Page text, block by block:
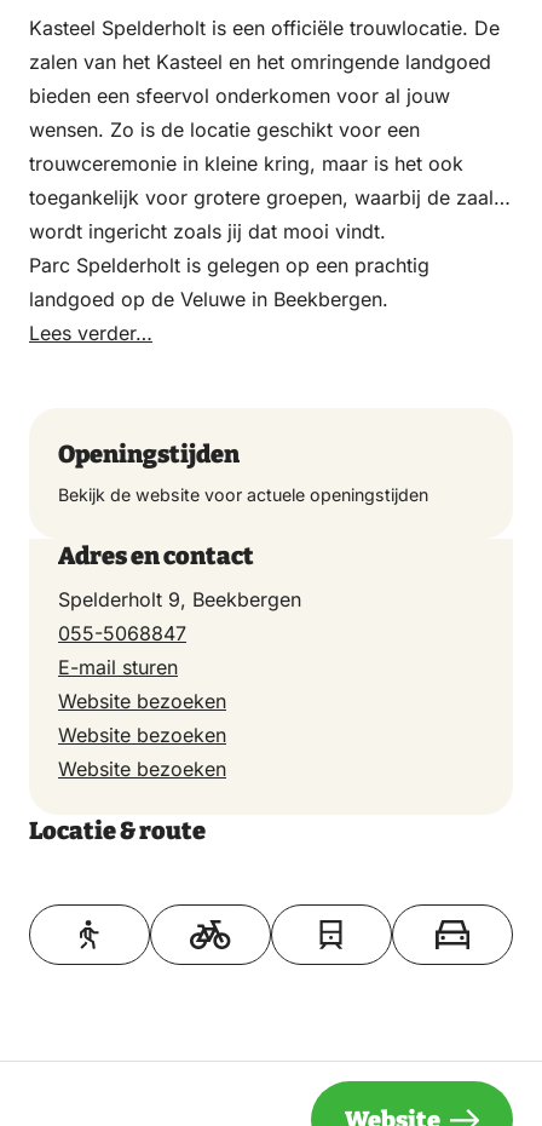
Kasteel Spelderholt is een officiële trouwlocatie. De
zalen van het Kasteel en het omringende landgoed
bieden een sfeervol onderkomen voor al jouw
wensen. Zo is de locatie geschikt voor een
trouwceremonie in kleine kring, maar is het ook
toegankelijk voor grotere groepen, waarbij de zaal
wordt ingericht zoals jij dat mooi vindt.
Parc Spelderholt is gelegen op een prachtig
landgoed op de Veluwe in Beekbergen.
Lees verder…
Openingstijden
Bekijk de website voor actuele openingstijden
Adres en contact
Spelderholt 9, Beekbergen
055-5068847
E-mail sturen
Website bezoeken
Website bezoeken
Website bezoeken
Locatie & route
Toon op kaart
Website